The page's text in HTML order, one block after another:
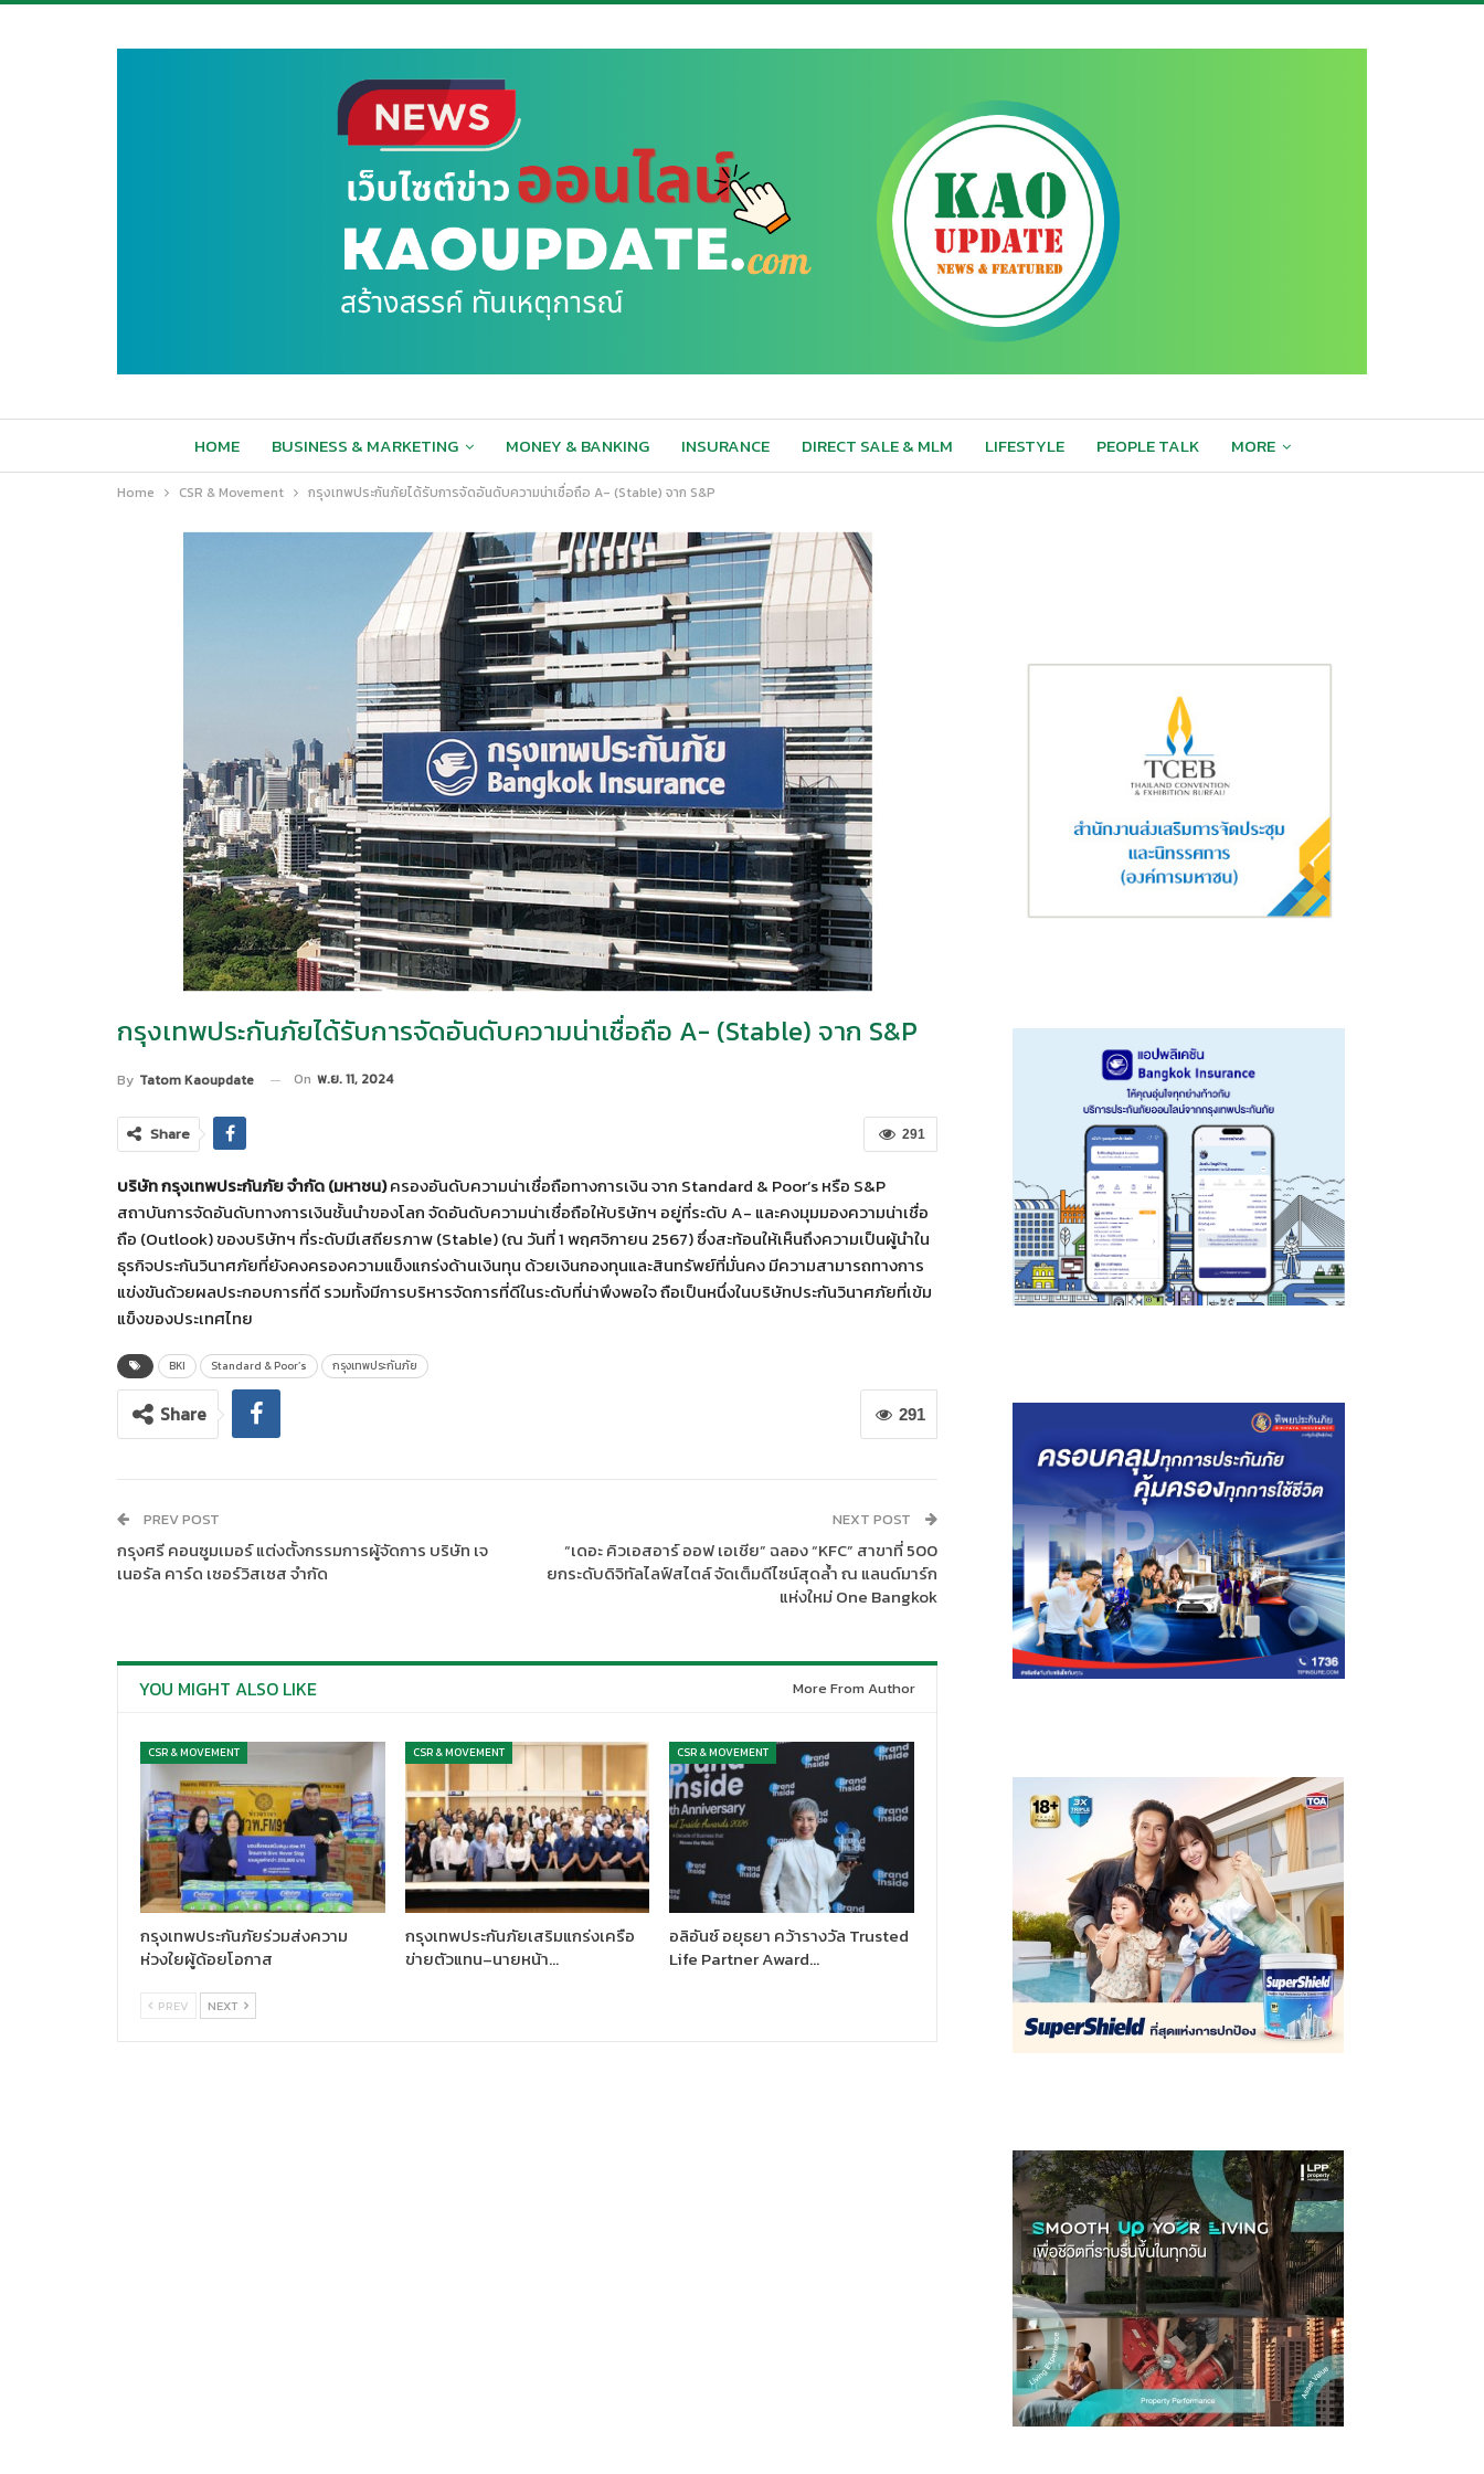
HOME BUSINESS & MARKETING MONEY & BANKING INSURANCE DIRECT SALE & MLM LIFESTYLE PEOPLE TALK MORE
Home CSR & Movement กรุงเทพประกันภัยได้รับการจัดอันดับความน่าเชื่อถือ A- (Stable) จาก S&P
กรุงเทพประกันภัยได้รับการจัดอันดับความน่าเชื่อถือ A- (Stable) จาก S&P
By Tatom Kaoupdate On พ.ย. 11, 2024
291
Share
บริษัท กรุงเทพประกันภัย จำกัด (มหาชน)ครองอันดับความน่าเชื่อถือทางการเงิน จาก Standard & Poor’s หรือ S&P
สถาบันการจัดอันดับทางการเงินชั้นนำของโลก จัดอันดับความน่าเชื่อถือให้บริษัทฯ อยู่ที่ระดับ A- และคงมุมมองความน่าเชื่อ
ถือ (Outlook) ของบริษัทฯ ที่ระดับมีเสถียรภาพ (Stable) (ณ วันที่ 1 พฤศจิกายน 2567) ซึ่งสะท้อนให้เห็นถึงความเป็นผู้นำใน
ธุรกิจประกันวินาศภัยที่ยังคงครองความแข็งแกร่งด้านเงินทุน ด้วยเงินกองทุนและสินทรัพย์ที่มั่นคง มีความสามารถทางการ
แข่งขันด้วยผลประกอบการที่ดี รวมทั้งมีการบริหารจัดการที่ดีในระดับที่น่าพึงพอใจ ถือเป็นหนึ่งในบริษัทประกันวินาศภัยที่เข้ม
แข็งของประเทศไทย
BKI Standard & Poor’s กรุงเทพประกันภัย
291
Share
PREV POST
กรุงศรี คอนซูมเมอร์ แต่งตั้งกรรมการผู้จัดการ บริษัท เจ
เนอรัล คาร์ด เซอร์วิสเซส จำกัด
NEXT POST
“เดอะ คิวเอสอาร์ ออฟ เอเชีย” ฉลอง “KFC” สาขาที่ 500
ยกระดับดิจิทัลไลฟ์สไตล์ จัดเต็มดีไซน์สุดล้ำ ณ แลนด์มาร์ก
แห่งใหม่ One Bangkok
YOU MIGHT ALSO LIKE More From Author
CSR & MOVEMENT
กรุงเทพประกันภัยร่วมส่งความ
ห่วงใยผู้ด้อยโอกาส
CSR & MOVEMENT
กรุงเทพประกันภัยเสริมแกร่งเครือ
ข่ายตัวแทน–นายหน้า…
CSR & MOVEMENT
อลิอันซ์ อยุธยา คว้ารางวัล Trusted
Life Partner Award…
PREV NEXT